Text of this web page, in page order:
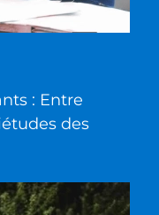
: Entre
des